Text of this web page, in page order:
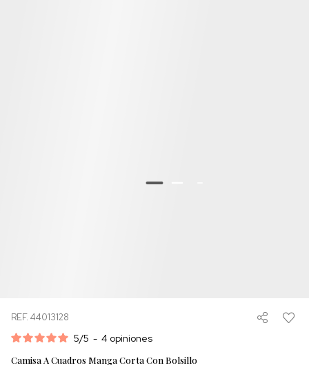
REF. 44013128
5/5 - 4 opiniones
Camisa A Cuadros Manga Corta Con Bolsillo